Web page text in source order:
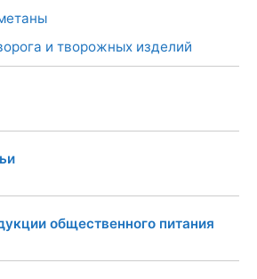
и творожных изделий
общественного питания